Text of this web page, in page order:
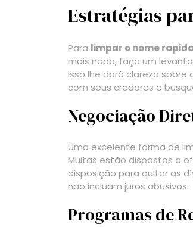
Estratégias
Para limpar o nome
mais nada, faça um
isso lhe dará clareza
com seus credores e
Negociação
Uma excelente forma de
Muitas estão dispostas a
disposição para quitar as
não incluam juros abusivos.
Programas de